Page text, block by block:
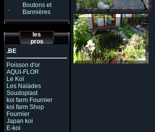
.
Boutons et
Bannières
les
pros
.BE
Poisson d'or
AQUI-FLOR
Le Koï
Les Naïades
Soudoplast
koi farm Fournier
koi farm Shop
Fournier
Japan koi
E-koi